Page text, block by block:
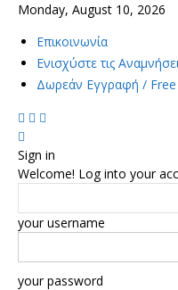
Monday, August 10, 2026
Επικοινωνία
Ενισχύστε τις
Δωρεάν Εγγραφή / Free
Sign in
Welcome! Log into your
your username
your password